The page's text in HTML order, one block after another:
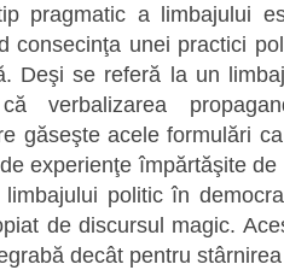
pragmatic a limbajului
consecinţa unei practici
Deşi se referă la un
verbalizarea
găseşte acele formulări
experienţe împărtăşite
politic în
de discursul magic.
decât pentru